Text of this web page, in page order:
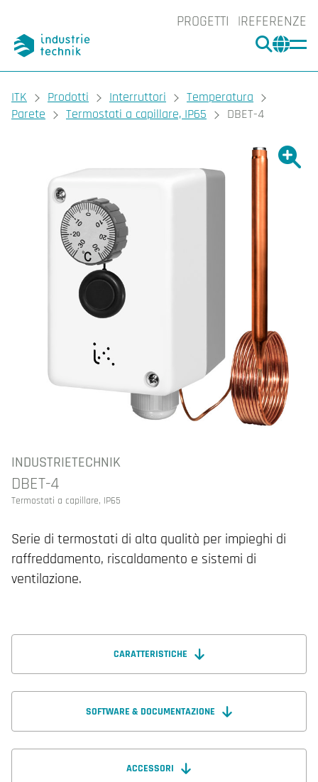
PROGETTI REFERENZE
CERCA
You are here:
ITK Prodotti Interruttori
Temperatura
Parete
Termostati a capillare, IP65 DBET-4
INDUSTRIETECHNIK
DBET-4
Termostati a capillare, IP65
Serie di termostati di alta qualità per impieghi di
raffreddamento, riscaldamento e sistemi di
ventilazione.
CARATTERISTICHE
SOFTWARE & DOCUMENTAZIONE
ACCESSORI